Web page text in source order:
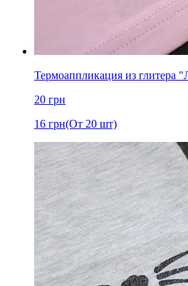
Термоаппликация из глитера
20 грн
16 грн(От 20 шт)